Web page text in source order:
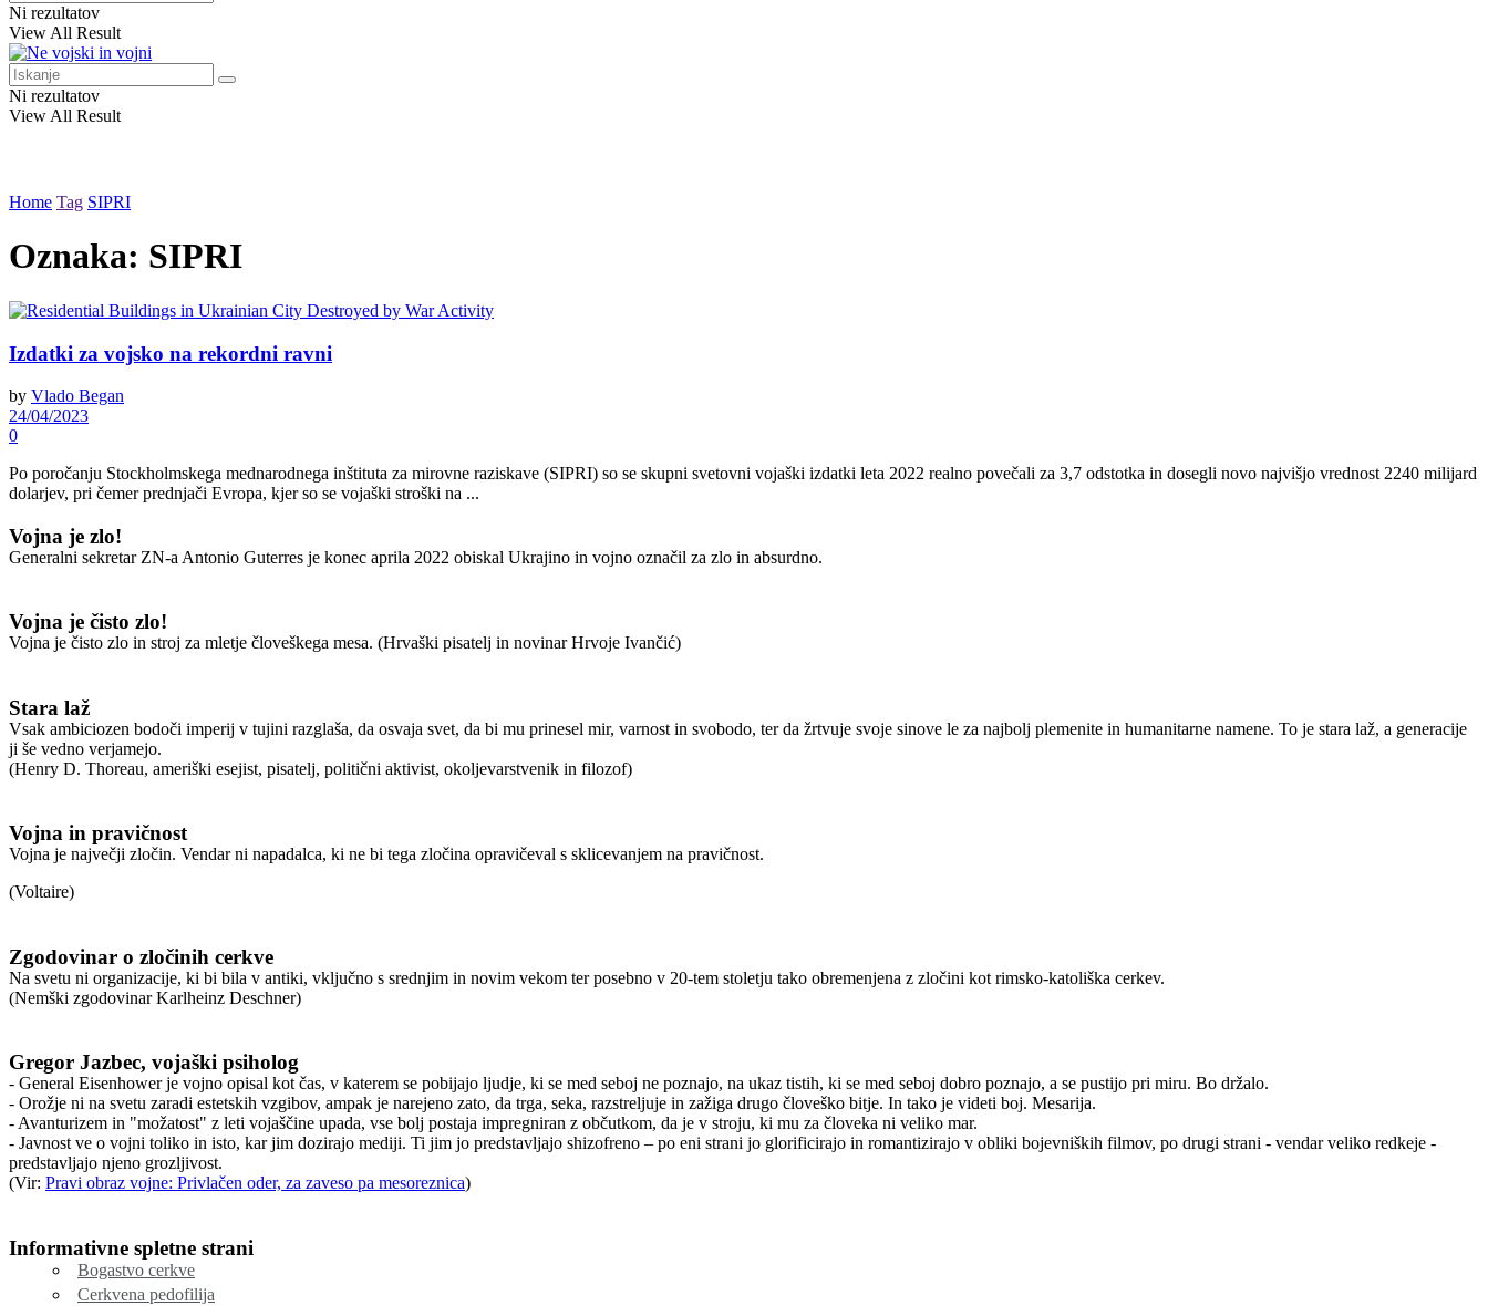
Ni rezultatov
View All Result
Ni rezultatov
View All Result
Home Tag SIPRI
Oznaka: SIPRI
Izdatki za vojsko na rekordni ravni
by Vlado Began
24/04/2023
0
Po poročanju Stockholmskega mednarodnega inštituta za mirovne raziskave (SIPRI) so se skupni svetovni vojaški izdatki leta 2022 realno povečali za 3,7 odstotka in dosegli novo najvišjo vrednost 2240 milijard
dolarjev, pri čemer prednjači Evropa, kjer so se vojaški stroški na ...
Vojna je zlo!
Generalni sekretar ZN-a Antonio Guterres je konec aprila 2022 obiskal Ukrajino in vojno označil za zlo in absurdno.
Vojna je čisto zlo!
Vojna je čisto zlo in stroj za mletje človeškega mesa. (Hrvaški pisatelj in novinar Hrvoje Ivančić)
Stara laž
Vsak ambiciozen bodoči imperij v tujini razglaša, da osvaja svet, da bi mu prinesel mir, varnost in svobodo, ter da žrtvuje svoje sinove le za najbolj plemenite in humanitarne namene. To je stara laž, a generacije
ji še vedno verjamejo.
(Henry D. Thoreau, ameriški esejist, pisatelj, politični aktivist, okoljevarstvenik in filozof)
Vojna in pravičnost
Vojna je največji zločin. Vendar ni napadalca, ki ne bi tega zločina opravičeval s sklicevanjem na pravičnost.
(Voltaire)
Zgodovinar o zločinih cerkve
Na svetu ni organizacije, ki bi bila v antiki, vključno s srednjim in novim vekom ter posebno v 20-tem stoletju tako obremenjena z zločini kot rimsko-katoliška cerkev.
(Nemški zgodovinar Karlheinz Deschner)
Gregor Jazbec, vojaški psiholog
- General Eisenhower je vojno opisal kot čas, v katerem se pobijajo ljudje, ki se med seboj ne poznajo, na ukaz tistih, ki se med seboj dobro poznajo, a se pustijo pri miru. Bo držalo.
- Orožje ni na svetu zaradi estetskih vzgibov, ampak je narejeno zato, da trga, seka, razstreljuje in zažiga drugo človeško bitje. In tako je videti boj. Mesarija.
- Avanturizem in "možatost" z leti vojaščine upada, vse bolj postaja impregniran z občutkom, da je v stroju, ki mu za človeka ni veliko mar.
- Javnost ve o vojni toliko in isto, kar jim dozirajo mediji. Ti jim jo predstavljajo shizofreno – po eni strani jo glorificirajo in romantizirajo v obliki bojevniških filmov, po drugi strani - vendar veliko redkeje -
predstavljajo njeno grozljivost.
(Vir: Pravi obraz vojne: Privlačen oder, za zaveso pa mesoreznica)
Informativne spletne strani
Bogastvo cerkve
Cerkvena pedofilija